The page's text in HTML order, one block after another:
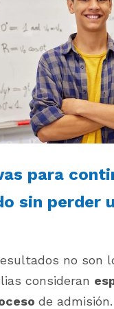
para
sin perder
no son
consideran
de